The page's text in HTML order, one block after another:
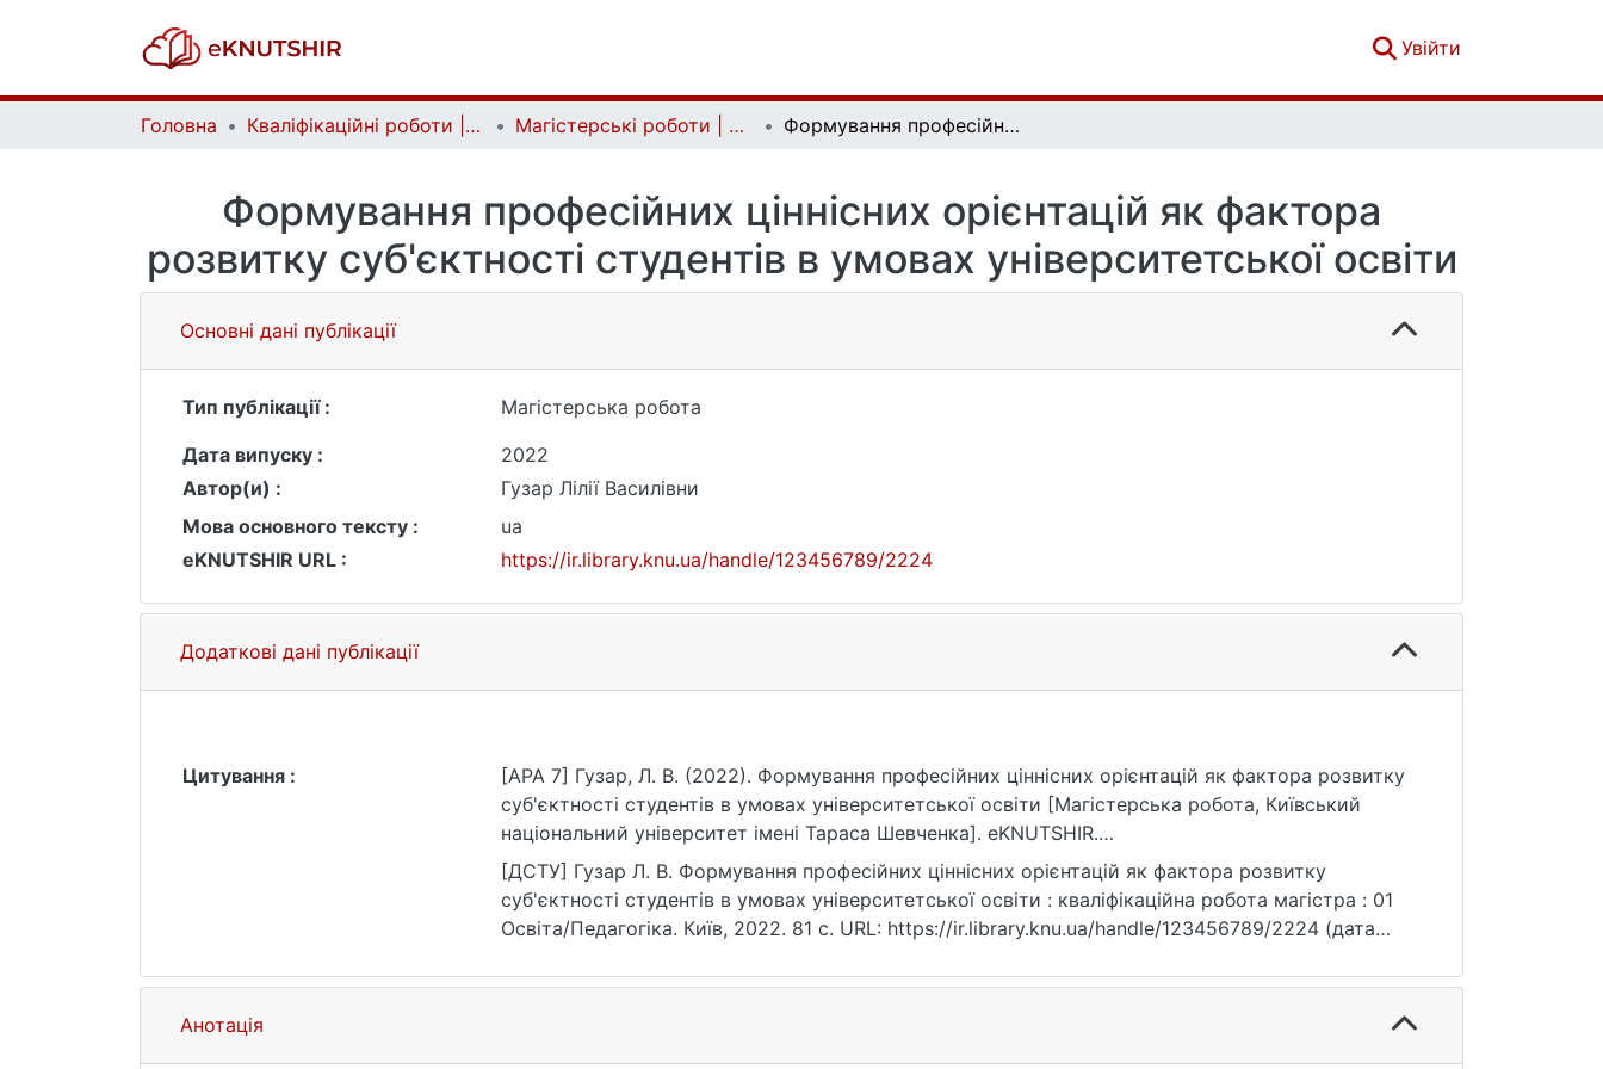
Увійти
Головна Кваліфікаційні роботи | Qualifying works Магістерські роботи | Master's theses Формування професійних ціннісних орієнтацій як фактора розвитку суб'єктності студентів в умовах університетської освіти
Формування професійних ціннісних орієнтацій як фактора
розвитку суб'єктності студентів в умовах університетської освіти
Основні дані публікації
Тип публікації :
Магістерська робота
Дата випуску :
2022
Автор(и) :
Гузар Лілії Василівни
Мова основного тексту :
ua
eKNUTSHIR URL :
https://ir.library.knu.ua/handle/123456789/2224
Додаткові дані публікації
Цитування :
[APA 7] Гузар, Л. В. (2022). Формування професійних ціннісних орієнтацій як фактора розвитку
суб'єктності студентів в умовах університетської освіти [Магістерська робота, Київський
національний університет імені Тараса Шевченка]. eKNUTSHIR.
https://ir.library.knu.ua/handle/123456789/2224
[ДСТУ] Гузар Л. В. Формування професійних ціннісних орієнтацій як фактора розвитку
суб'єктності студентів в умовах університетської освіти : кваліфікаційна робота магістра : 01
Освіта/Педагогіка. Київ, 2022. 81 с. URL: https://ir.library.knu.ua/handle/123456789/2224 (дата
Анотація